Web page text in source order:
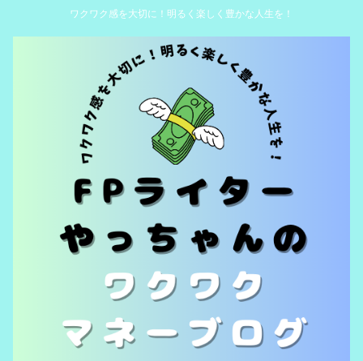
ワクワク感を大切に！明るく楽しく豊かな人生を！